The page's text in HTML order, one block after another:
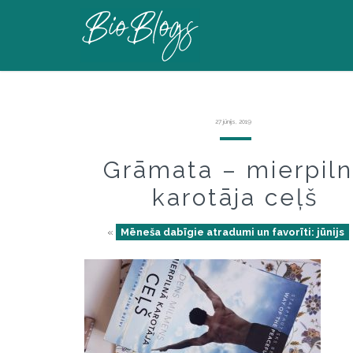
27 jūnijs, 2019
Grāmata –
karotāja ceļš
« Mēneša dabīgie atradumi un favorīti: jūnijs